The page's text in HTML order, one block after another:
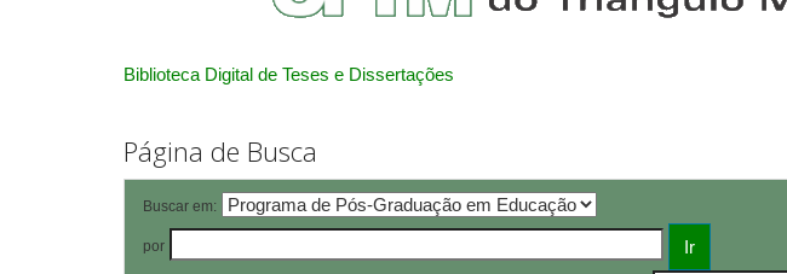
Biblioteca Digital de Teses e Dissertações
Página de Busca
Buscar em:
por